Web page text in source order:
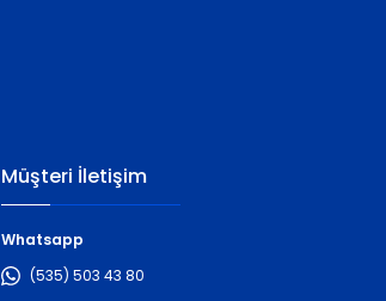
Müşteri İletişim
Whatsapp
(535) 503 43 80